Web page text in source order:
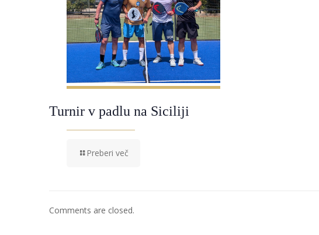
Turnir v padlu na Siciliji
Preberi več
Comments are closed.